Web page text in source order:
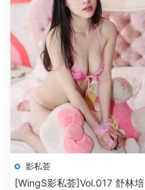
影私荟
[WingS影私荟]Vol.017 舒林培